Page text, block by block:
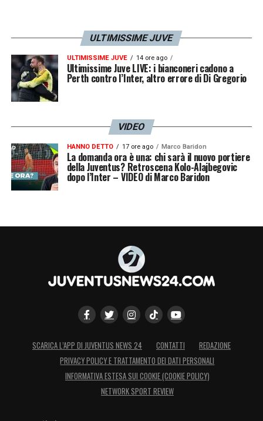
ULTIMISSIME JUVE
ULTIMISSIME JUVE 14 ore ago
Ultimissime Juve LIVE: i bianconeri cadono a
Perth contro l’Inter, altro errore di Di Gregorio
VIDEO
HANNO DETTO 17 ore ago Marco Baridon
La domanda ora è una: chi sarà il nuovo portiere
della Juventus? Retroscena Kolo-Alajbegovic
dopo l’Inter – VIDEO di Marco Baridon
SCARICA L’APP DI JUVENTUS NEWS 24 CONTATTI
REDAZIONE
PRIVACY POLICY E TRATTAMENTO DEI DATI PERSONALI
INFORMATIVA ESTESA SUI COOKIE (COOKIE POLICY)
NETWORK SPORT REVIEW